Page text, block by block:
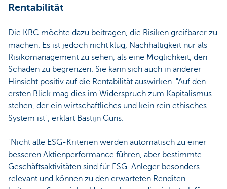
Rentabilität
Die KBC möchte dazu beitragen, die Risiken greifbarer zu
machen. Es ist jedoch nicht klug, Nachhaltigkeit nur als
Risikomanagement zu sehen, als eine Möglichkeit, den
Schaden zu begrenzen. Sie kann sich auch in anderer
Hinsicht positiv auf die Rentabilität auswirken. "Auf den
ersten Blick mag dies im Widerspruch zum Kapitalismus
stehen, der ein wirtschaftliches und kein rein ethisches
System ist", erklärt Bastijn Guns.
"Nicht alle ESG-Kriterien werden automatisch zu einer
besseren Aktienperformance führen, aber bestimmte
Geschäftsaktivitäten sind für ESG-Anleger besonders
relevant und können zu den erwarteten Renditen